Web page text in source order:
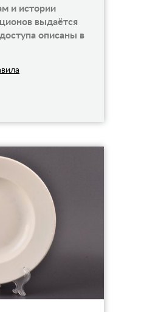
и истории
выдаётся
описаны в